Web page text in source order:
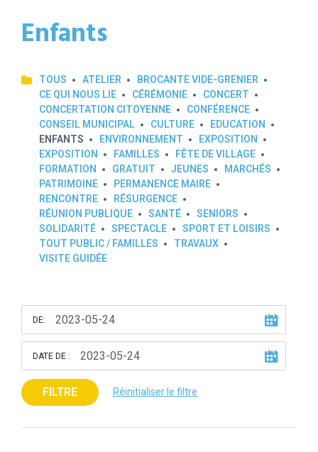
Enfants
TOUS ATELIER
BROCANTE VIDE-GRENIER
CE QUI NOUS LIE
CÉRÉMONIE
CONCERT
CONCERTATION CITOYENNE
CONFÉRENCE
CONSEIL MUNICIPAL
CULTURE
EDUCATION
ENFANTS
ENVIRONNEMENT
EXPOSITION
EXPOSITION
FAMILLES
FÊTE DE VILLAGE
FORMATION
GRATUIT JEUNES
MARCHÉS
PATRIMOINE
PERMANENCE MAIRE
RENCONTRE
RÉSURGENCE
RÉUNION PUBLIQUE
SANTÉ
SENIORS
SOLIDARITÉ
SPECTACLE
SPORT ET LOISIRS
TOUT PUBLIC / FAMILLES
TRAVAUX
VISITE GUIDÉE
DE:
DATE DE :
FILTRE Réinitialiser le filtre